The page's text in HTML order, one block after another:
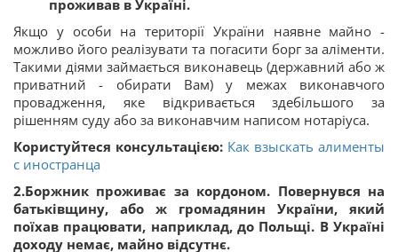
проживав в Україні.
Якщо у особи на території України наявне майно -
можливо його реалізувати та погасити борг за аліменти.
Такими діями займається виконавець (державний або ж
приватний - обирати Вам) у межах виконавчого
провадження, яке відкривається здебільшого за
рішенням суду або за виконавчим написом нотаріуса.
Користуйтеся консультацією: Как взыскать алименты
с иностранца
2.Боржник проживає за кордоном. Повернувся на
батьківщину, або ж громадянин України, який
поїхав працювати, наприклад, до Польщі. В Україні
доходу немає, майно відсутнє.